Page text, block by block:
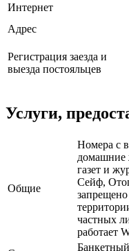
Интернет
Адрес
Регистрация заезда и
выезда постояльцев
Услуги,
Общие
Номера с
домашние
газет и
Сейф,
частных
работает